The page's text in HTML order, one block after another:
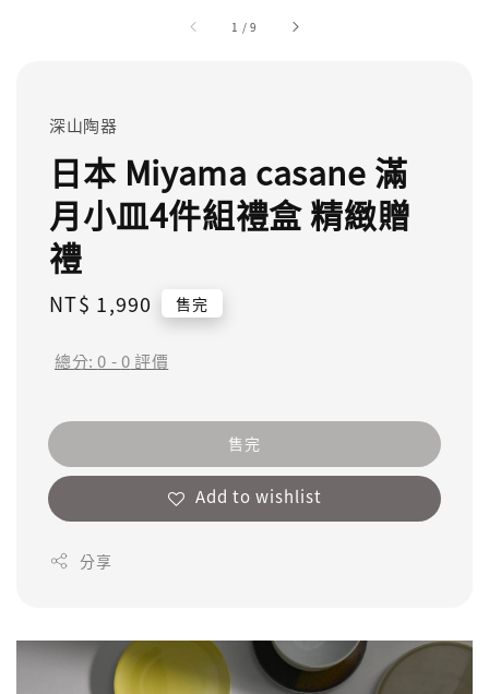
1 /9
深山陶器
日本 Miyama casane 滿
月小皿4件組禮盒 精緻贈
禮
Regular
NT$ 1,990 售完
總分:0 -0評價
售完
Add to wishlist
分享